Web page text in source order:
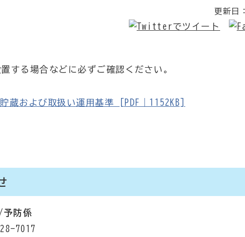
更新日：
する場合などに必ずご確認ください。
蔵および取扱い運用基準 [PDF｜1152KB]
防係
7017